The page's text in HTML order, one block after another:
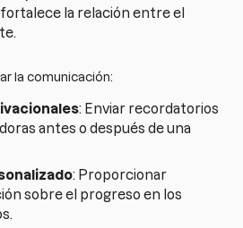
la relación entre el
la comunicación:
: Enviar recordatorios
antes o después de una
: Proporcionar
sobre el progreso en los